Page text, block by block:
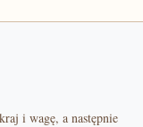
i wagę, a następnie